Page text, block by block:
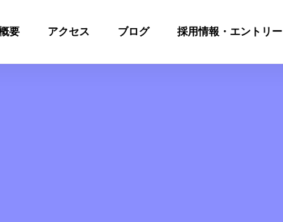
要 アクセス ブログ 採用情報・エントリー